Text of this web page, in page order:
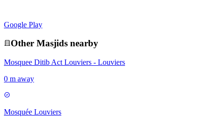
Google Play
Other Masjids nearby
Mosquee Ditib Act Louviers - Louviers
0 m away
Mosquée Louviers